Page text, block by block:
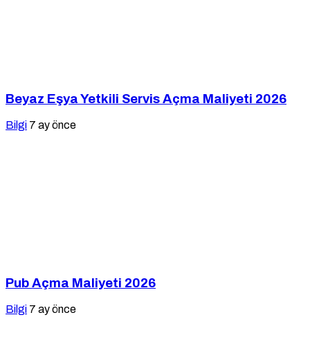
Beyaz Eşya Yetkili Servis Açma Maliyeti 2026
Bilgi 7 ay önce
Pub Açma Maliyeti 2026
Bilgi 7 ay önce